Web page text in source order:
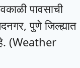
पावसाची
पुणे जिल्ह्यात
(Weather